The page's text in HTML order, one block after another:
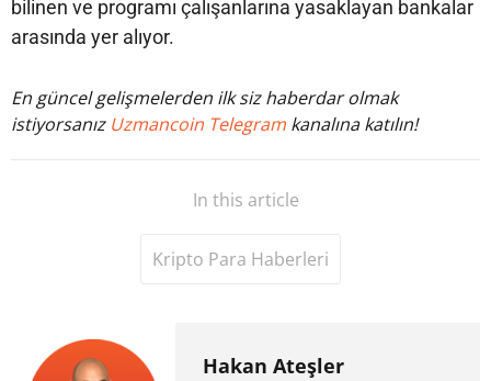
bilinen ve programı çalışanlarına yasaklayan bankalar
arasında yer alıyor.
En güncel gelişmelerden ilk siz haberdar olmak
istiyorsanız Uzmancoin Telegram kanalına katılın!
In this article
Kripto Para Haberleri
Hakan Ateşler